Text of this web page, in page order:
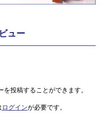
ュー
投稿することができます。
ログインが必要です。